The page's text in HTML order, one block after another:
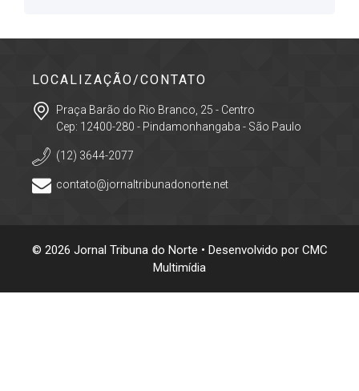
LOCALIZAÇÃO/CONTATO
Praça Barão do Rio Branco, 25 - Centro
Cep: 12400-280 - Pindamonhangaba - São Paulo
(12) 3644-2077
contato@jornaltribunadonorte.net
© 2026 Jornal Tribuna do Norte • Desenvolvido por CMC
Multimídia